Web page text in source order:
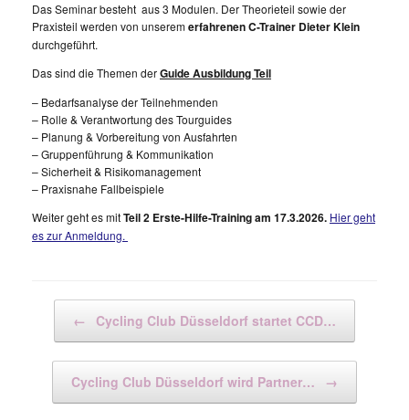
Das Seminar besteht aus 3 Modulen. Der Theorieteil sowie der
Praxisteil werden von unseremerfahrenen C-Trainer Dieter Klein
durchgeführt.
Das sind die Themen derGuide Ausbildung Teil
– Bedarfsanalyse der Teilnehmenden
– Rolle & Verantwortung des Tourguides
– Planung & Vorbereitung von Ausfahrten
– Gruppenführung & Kommunikation
– Sicherheit & Risikomanagement
– Praxisnahe Fallbeispiele
Weiter geht es mitTeil 2 Erste-Hilfe-Training am 17.3.2026. Hier geht
es zur Anmeldung.
← Cycling Club Düsseldorf startet CCD…
Cycling Club Düsseldorf wird Partner… →